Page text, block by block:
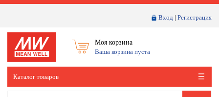
Вход | Регистрация
Моя корзина
Ваша корзина пуста
Каталог товаров